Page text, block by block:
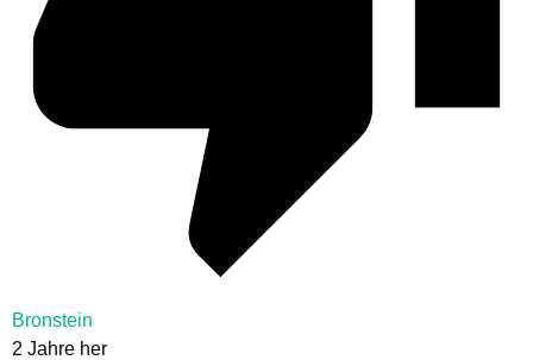
Bronstein
2 Jahre her